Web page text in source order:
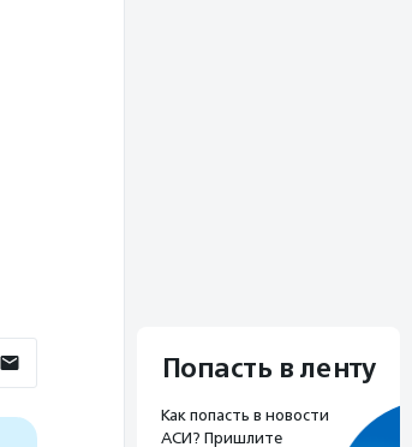
Попасть в ленту
Как попасть в новости
АСИ? Пришлите